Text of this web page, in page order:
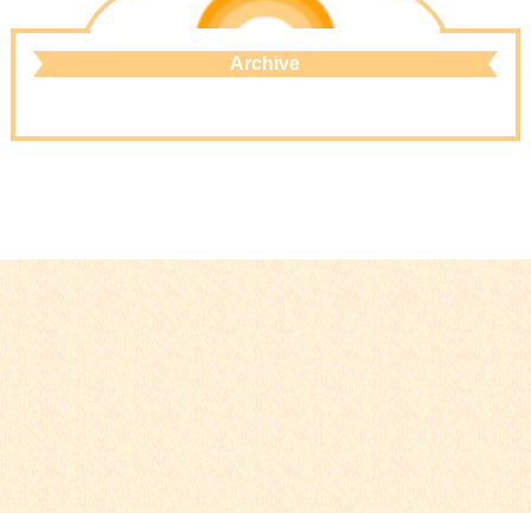
Archive